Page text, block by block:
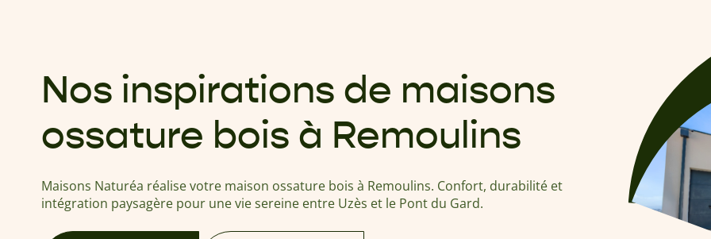
Nos inspirations de maisons
ossature bois à Remoulins
Maisons Naturéa réalise votre maison ossature bois à Remoulins. Confort, durabilité et
intégration paysagère pour une vie sereine entre Uzès et le Pont du Gard.